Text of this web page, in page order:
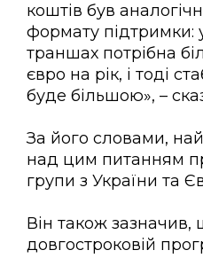
коштів був
формату підтримки:
траншах потрібна
євро на рік, і тоді
буде більшою», –
За його словами,
над цим питанням
групи з України та
Він також зазначив,
довгостроковій